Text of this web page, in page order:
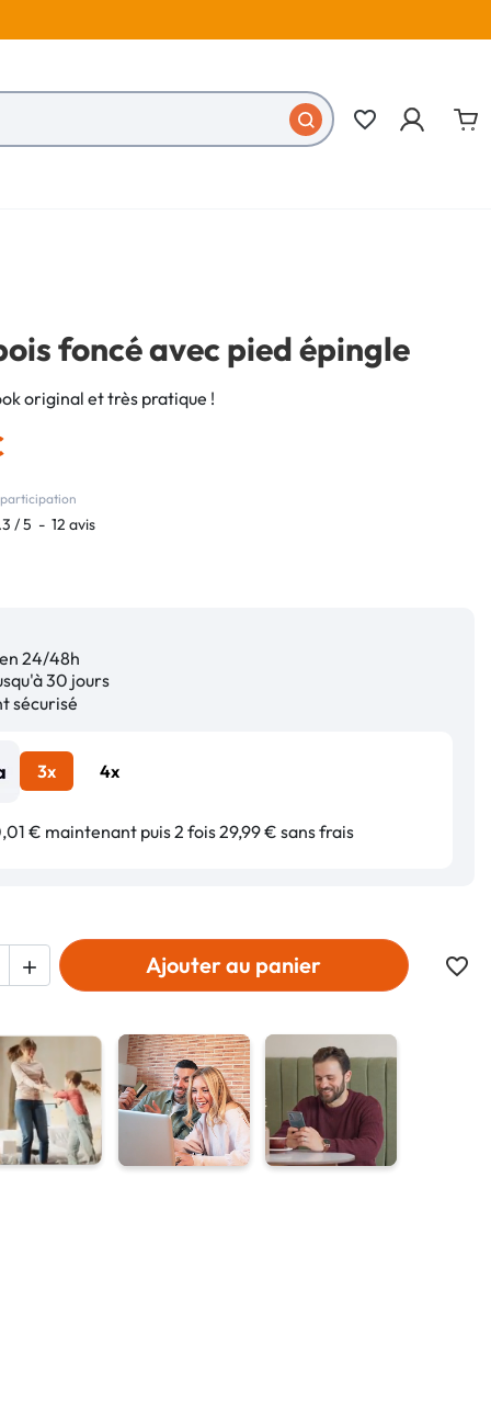
favorite_border
foncé avec pied épingle
original et très pratique !
/5 - 12 avis
24/48h
30 jours
sécurisé
3x 4x
€ maintenant puis 2 fois 29,99 € sans frais
 Ajouter au panier favorite_border